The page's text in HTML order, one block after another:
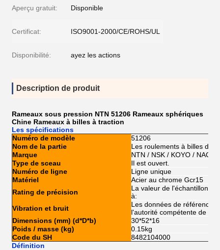
Aperçu gratuit: Disponible
Certificat: ISO9001-2000/CE/ROHS/UL
Disponibilité: ayez les actions
Description de produit
Rameaux sous pression NTN 51206 Rameaux sphériques
Chine Rameaux à billes à traction
Les spécifications
Numéro de modèle
51206
Nom de la partie
Les roulements à billes de
Marque
NTN / NSK / KOYO /
Type de sceau
Il est ouvert.
Numéro de ligne
Ligne unique
Matériel
Acier au chrome Gcr15
Rating de précision
La valeur de l'échantillon
à:
Vibration et bruit
Les données de référence
l'autorité compétente de
Dimensions (mm) (d*D*b)
30*52*16
Poids / masse (kg)
0.15kg
Code du SH
8482104000
Définition